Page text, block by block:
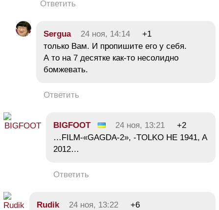
Ответить
Sergua 24 ноя, 14:14
+1
только Вам. И пропишите его у себя.
А то на 7 десятке как-то несолидно
бомжевать.
Ответить
BIGFOOT 24 ноя, 13:21
+2
…FILM-«GAGDA-2», -TOLKO HE 1941, A
2012…
Ответить
Rudik 24 ноя, 13:22
+6